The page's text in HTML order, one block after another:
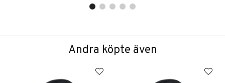
Andra köpte även